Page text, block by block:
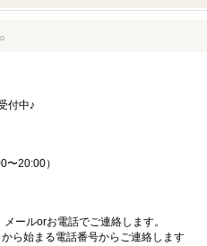
付中♪
〜20:00）
ールorお電話でご連絡します。
ら始まる電話番号からご連絡します